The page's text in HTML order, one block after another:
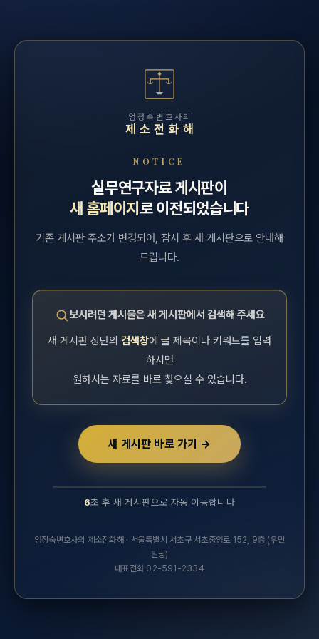
엄정숙변호사의
제소전화해
NOTICE
실무연구자료 게시판이
새 홈페이지 로 이전되었습니다
기존 게시판 주소가 변경되어, 잠시 후 새 게시판으로 안내해
드립니다.
보시려던 게시물은 새 게시판에서 검색해 주세요
새 게시판 상단의 검색창에 글 제목이나 키워드를 입력
하시면
원하시는 자료를 바로 찾으실 수 있습니다.
새 게시판 바로 가기 →
6초 후 새 게시판으로 자동 이동합니다
엄정숙변호사의 제소전화해 · 서울특별시 서초구 서초중앙로 152, 9층 (우민
빌딩)
대표전화 02-591-2334